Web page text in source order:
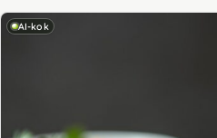
AI-kok